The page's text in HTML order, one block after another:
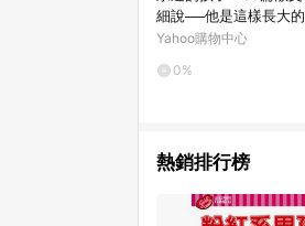
細說──他是這樣長大
書_良好]
Yahoo購物中心
0%
熱銷排行榜